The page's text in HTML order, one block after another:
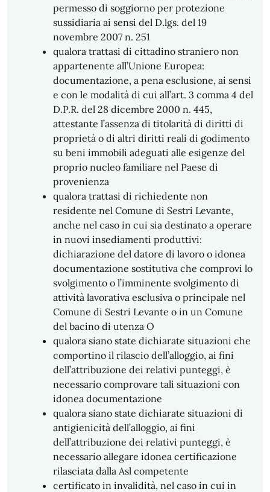
permesso di soggiorno per protezione
sussidiaria ai sensi del D.lgs. del 19
novembre 2007 n. 251
qualora trattasi di cittadino straniero non
appartenente all’Unione Europea:
documentazione, a pena esclusione, ai sensi
e con le modalità di cui all’art. 3 comma 4 del
D.P.R. del 28 dicembre 2000 n. 445,
attestante l’assenza di titolarità di diritti di
proprietà o di altri diritti reali di godimento
su beni immobili adeguati alle esigenze del
proprio nucleo familiare nel Paese di
provenienza
qualora trattasi di richiedente non
residente nel Comune di Sestri Levante,
anche nel caso in cui sia destinato a operare
in nuovi insediamenti produttivi:
dichiarazione del datore di lavoro o idonea
documentazione sostitutiva che comprovi lo
svolgimento o l’imminente svolgimento di
attività lavorativa esclusiva o principale nel
Comune di Sestri Levante o in un Comune
del bacino di utenza O
qualora siano state dichiarate situazioni che
comportino il rilascio dell’alloggio, ai fini
dell’attribuzione dei relativi punteggi, è
necessario comprovare tali situazioni con
idonea documentazione
qualora siano state dichiarate situazioni di
antigienicità dell’alloggio, ai fini
dell’attribuzione dei relativi punteggi, è
necessario allegare idonea certificazione
rilasciata dalla Asl competente
certificato in invalidità, nel caso in cui in